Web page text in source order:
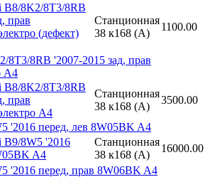
B8/8K2/8T3/8RB
прав
(дефект)
Станционная
38 к168 (A)
1100.00
8RB '2007-2015 зад, прав
A4
B8/8K2/8T3/8RB
прав
A4
Станционная
38 к168 (A)
3500.00
'2016 перед, лев 8W05BK A4
8W5 '2016
A4
Станционная
38 к168 (A)
16000.00
'2016 перед, прав 8W06BK A4